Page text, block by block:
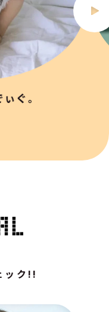
ぐ。
ック!!